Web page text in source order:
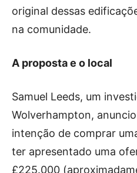
original dessas
na comunidade.
A proposta e o local
Samuel Leeds, um
Wolverhampton,
intenção de comprar
ter apresentado uma
£225.000